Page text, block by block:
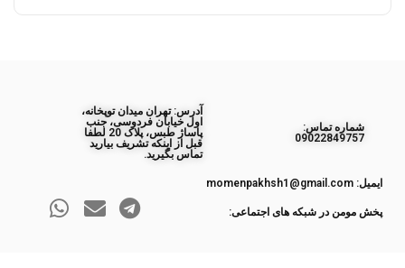
ﺷﻤﺎره ﺗﻤﺎس:
09022849757
آدرس: تهران میدان توپخانه،
اول خیابان فردوسی، جنب
پاساژ طبس، پلاک 20 لطفا
قبل از اینکه تشریف بیارید
تماس بگیرید.
ایمیل: momenpakhsh1@gmail.com
پخش مومن در شبکه های اجتماعی: